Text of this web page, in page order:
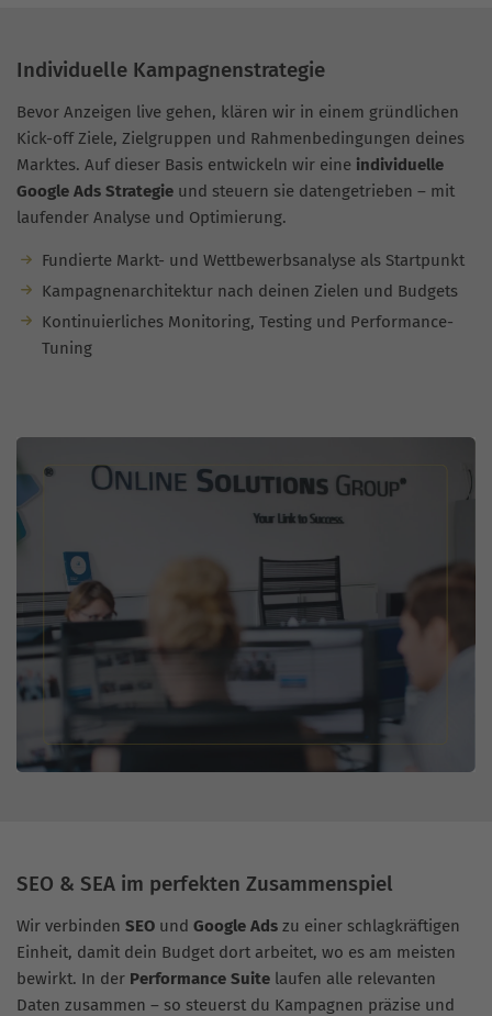
Individuelle Kampagnenstrategie
Bevor Anzeigen live gehen, klären wir in einem gründlichen
Kick-off Ziele, Zielgruppen und Rahmenbedingungen deines
Marktes. Auf dieser Basis entwickeln wir eine individuelle
Google Ads Strategie und steuern sie datengetrieben – mit
laufender Analyse und Optimierung.
Fundierte Markt- und Wettbewerbsanalyse als Startpunkt
Kampagnenarchitektur nach deinen Zielen und Budgets
Kontinuierliches Monitoring, Testing und Performance-
Tuning
SEO & SEA im perfekten Zusammenspiel
Wir verbinden SEO und Google Ads zu einer schlagkräftigen
Einheit, damit dein Budget dort arbeitet, wo es am meisten
bewirkt. In der Performance Suite laufen alle relevanten
Daten zusammen – so steuerst du Kampagnen präzise und